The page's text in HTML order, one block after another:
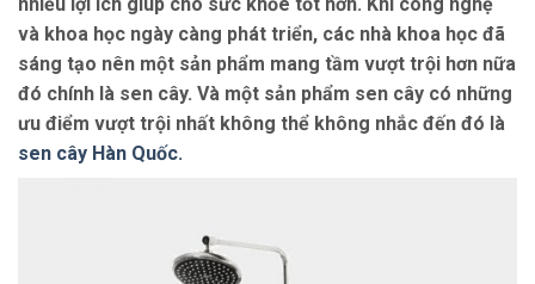
nhiều lợi ích giúp cho sức khỏe tốt hơn. Khi công nghệ
và khoa học ngày càng phát triển, các nhà khoa học đã
sáng tạo nên một sản phẩm mang tầm vượt trội hơn nữa
đó chính là sen cây. Và một sản phẩm sen cây có những
ưu điểm vượt trội nhất không thể không nhắc đến đó là
sen cây Hàn Quốc.